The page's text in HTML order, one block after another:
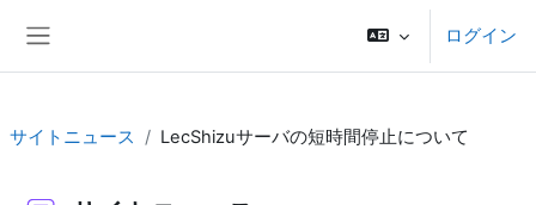
ログイン
サイトニュース LecShizuサーバの短時間停止について